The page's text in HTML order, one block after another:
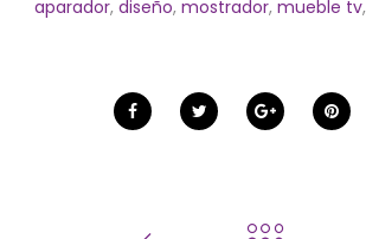
aparador, diseño, mostrador, mueble tv,